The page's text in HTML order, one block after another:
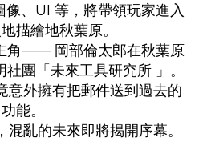
、UI 等，將帶領玩家進入
描繪地秋葉原。
角—— 岡部倫太郎在秋葉原
團「未來工具研究所 」。
意外擁有把郵件送到過去的
功能。
亂的未來即將揭開序幕。